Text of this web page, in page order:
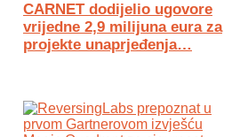
CARNET dodijelio ugovore
vrijedne 2,9 milijuna eura za
projekte unaprjeđenja…